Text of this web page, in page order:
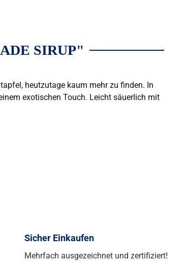
SIRUP"
heutzutage kaum mehr zu finden. In
exotischen Touch. Leicht säuerlich mit
Sicher Einkaufen
Mehrfach ausgezeichnet und zertifiziert!